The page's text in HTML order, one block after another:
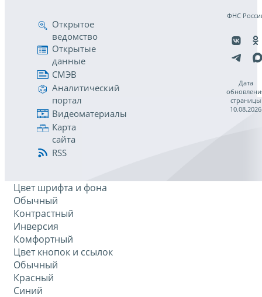
Открытое
ведомство
Открытые
данные
СМЭВ
Аналитический
портал
Видеоматериалы
Карта
сайта
RSS
ФНС
Дата
страницы
10.08.2026
Цвет шрифта и фона
Обычный
Контрастный
Инверсия
Комфортный
Цвет кнопок и ссылок
Обычный
Красный
Синий